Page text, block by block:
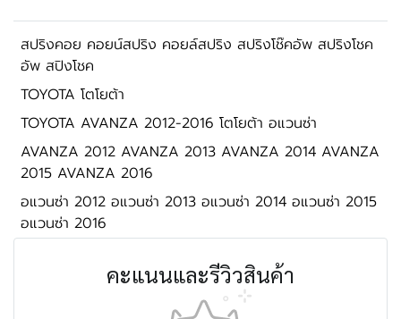
สปริงคอย คอยน์สปริง คอยล์สปริง สปริงโช๊คอัพ สปริงโชค
อัพ สปิงโชค
TOYOTA โตโยต้า
TOYOTA AVANZA 2012-2016 โตโยต้า อแวนซ่า
AVANZA 2012 AVANZA 2013 AVANZA 2014 AVANZA
2015 AVANZA 2016
อแวนซ่า 2012 อแวนซ่า 2013 อแวนซ่า 2014 อแวนซ่า 2015
อแวนซ่า 2016
คะแนนและรีวิวสินค้า